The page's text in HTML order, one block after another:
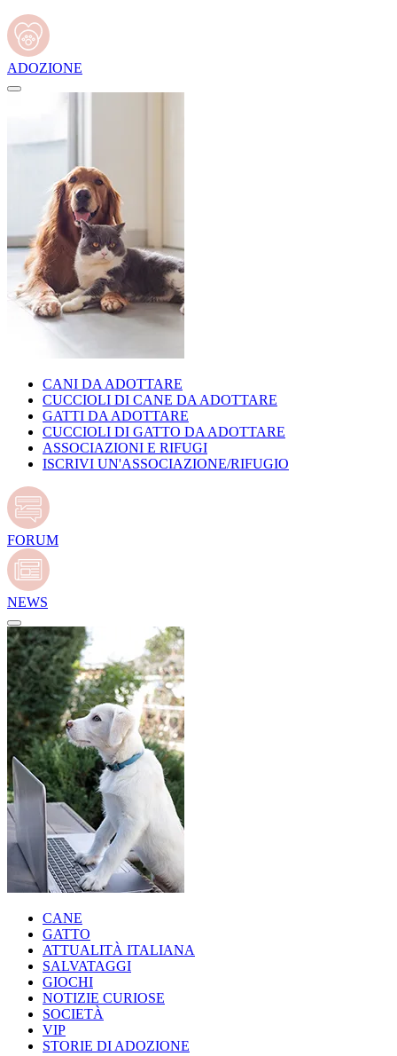
ADOZIONE
CANI DA ADOTTARE
CUCCIOLI DI CANE DA ADOTTARE
GATTI DA ADOTTARE
CUCCIOLI DI GATTO DA ADOTTARE
ASSOCIAZIONI E RIFUGI
ISCRIVI UN'ASSOCIAZIONE/RIFUGIO
FORUM
NEWS
CANE
GATTO
ATTUALITÀ ITALIANA
SALVATAGGI
GIOCHI
NOTIZIE CURIOSE
SOCIETÀ
VIP
STORIE DI ADOZIONE